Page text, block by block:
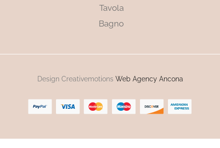
Tavola
Bagno
Design Creativemotions Web Agency Ancona